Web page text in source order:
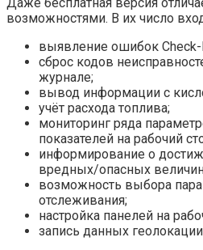
возможностями. В их число
выявление ошибок Check-
сброс кодов
журнале;
вывод информации с
учёт расхода топлива;
мониторинг ряда
показателей на рабочий
информирование о
вредных/опасных
возможность выбора
отслеживания;
настройка панелей на
запись данных